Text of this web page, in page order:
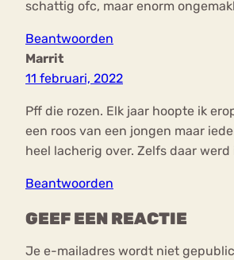
schattig ofc, maar enorm
Beantwoorden
Marrit
11 februari, 2022
Pff die rozen. Elk jaar hoopte ik
een roos van een jongen maar
heel lacherig over. Zelfs daar werd
Beantwoorden
GEEF EEN REACTIE
Je e-mailadres wordt niet